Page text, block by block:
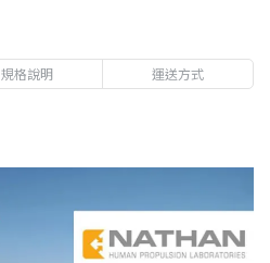
規格說明 運送方式